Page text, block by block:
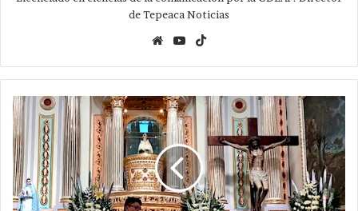
de Tepeaca Noticias
WebsiteYouTube
El
amor
de
una
verdadera
madre
es